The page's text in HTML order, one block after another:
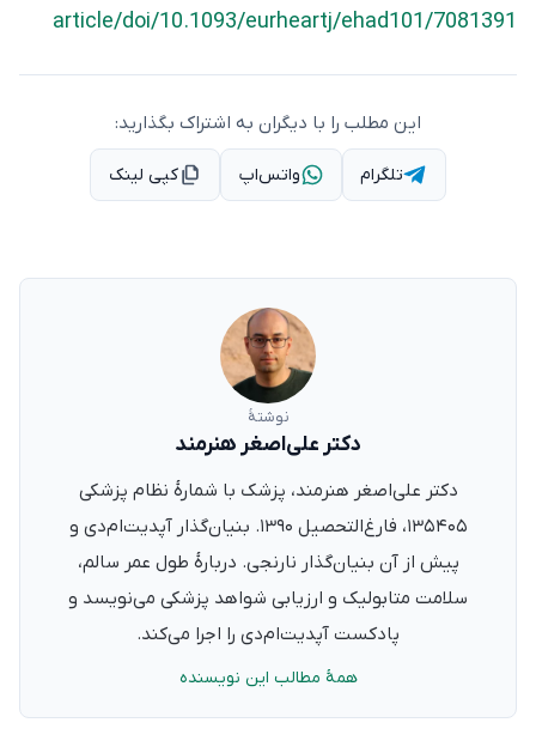
article/doi/10.1093/eurheartj/ehad101/7081391
این مطلب را با دیگران به اشتراک بگذارید:
تلگرام واتس‌اپ کپی لینک
نوشتهٔ
دکتر علی‌اصغر هنرمند
دکتر علی‌اصغر هنرمند، پزشک با شمارهٔ نظام پزشکی
۱۳۵۴۰۵، فارغ‌التحصیل ۱۳۹۰. بنیان‌گذار آپدیت‌ام‌دی و
پیش از آن بنیان‌گذار نارنجی. دربارهٔ طول عمر سالم،
سلامت متابولیک و ارزیابی شواهد پزشکی می‌نویسد و
پادکست آپدیت‌ام‌دی را اجرا می‌کند.
همهٔ مطالب این نویسنده